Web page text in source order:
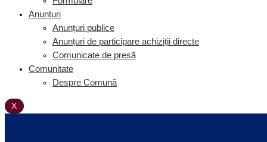
Anunțuri
Anunțuri publice
Anunțuri de participare achiziții directe
Comunicate de presă
Comunitate
Despre Comună
X